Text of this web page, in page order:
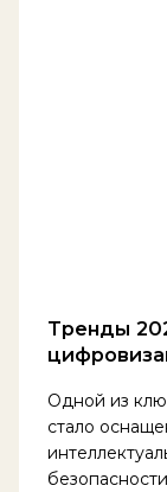
Тренды
Одной из
стало